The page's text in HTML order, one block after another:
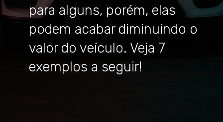
para alguns, porém, elas
podem acabar diminuindo o
valor do veículo. Veja 7
exemplos a seguir!